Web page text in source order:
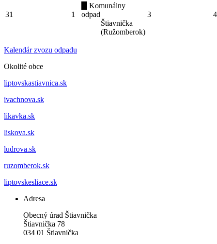
31 1
Komunálny
odpad
Štiavnička
(Ružomberok)
3 4
Kalendár zvozu odpadu
Okolité obce
liptovskastiavnica.sk
ivachnova.sk
likavka.sk
liskova.sk
ludrova.sk
ruzomberok.sk
liptovskesliace.sk
Adresa
Obecný úrad Štiavnička
Štiavnička 78
034 01 Štiavnička